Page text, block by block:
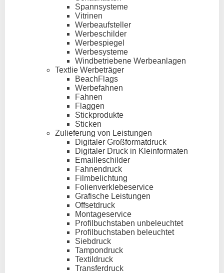
Spannsysteme
Vitrinen
Werbeaufsteller
Werbeschilder
Werbespiegel
Werbesysteme
Windbetriebene Werbeanlagen
Textlie Werbeträger
BeachFlags
Werbefahnen
Fahnen
Flaggen
Stickprodukte
Sticken
Zulieferung von Leistungen
Digitaler Großformatdruck
Digitaler Druck in Kleinformaten
Emailleschilder
Fahnendruck
Filmbelichtung
Folienverklebeservice
Grafische Leistungen
Offsetdruck
Montageservice
Profilbuchstaben unbeleuchtet
Profilbuchstaben beleuchtet
Siebdruck
Tampondruck
Textildruck
Transferdruck